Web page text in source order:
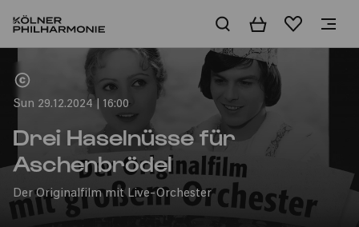
BasketWishlist
Sun 29.12.2024 | 16:00
Drei Haselnüsse für
Aschenbrödel
Der Originalfilm mit Live-Orchester